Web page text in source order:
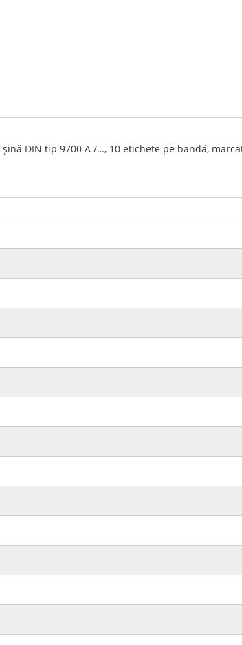
DIN tip 9700 A /…, 10 etichete pe bandă,